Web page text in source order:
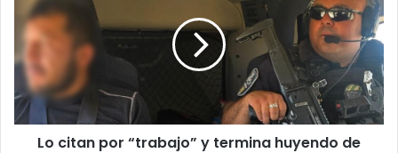
por
“trabajo”
termina
huyendo
de
criminales
Lo citan por “trabajo” y termina huyendo de